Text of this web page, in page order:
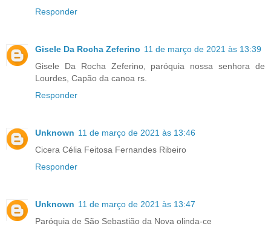
Responder
Gisele Da Rocha Zeferino 11 de março de 2021 às 13:39
Gisele Da Rocha Zeferino, paróquia nossa senhora de
Lourdes, Capão da canoa rs.
Responder
Unknown 11 de março de 2021 às 13:46
Cicera Célia Feitosa Fernandes Ribeiro
Responder
Unknown 11 de março de 2021 às 13:47
Paróquia de São Sebastião da Nova olinda-ce